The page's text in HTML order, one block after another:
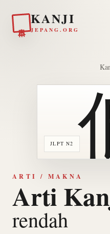
KANJI
JEPANG.ORG
JLPT N2
ARTI / MAKNA
Arti
rendah